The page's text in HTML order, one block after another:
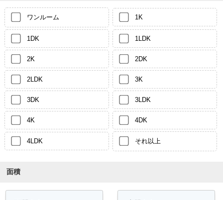
ワンルーム 1K
1DK 1LDK
2K 2DK
2LDK 3K
3DK 3LDK
4K 4DK
4LDK それ以上
面積